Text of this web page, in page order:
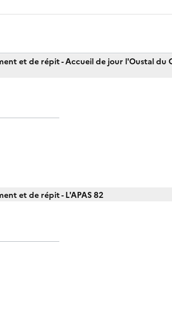
et de répit - Accueil de jour l'Oustal du
et de répit - L'APAS 82